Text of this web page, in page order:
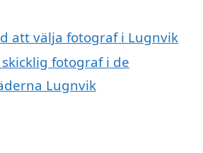
att välja fotograf i Lugnvik
fotograf i de
Lugnvik